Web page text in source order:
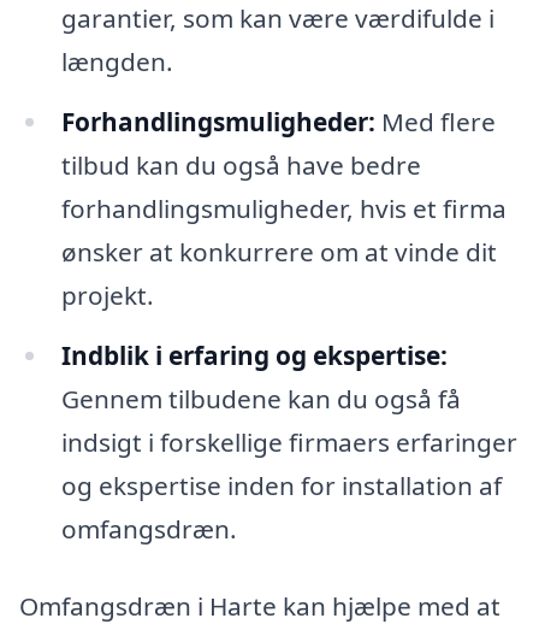
garantier, som kan være værdifulde i
længden.
Forhandlingsmuligheder: Med flere
tilbud kan du også have bedre
forhandlingsmuligheder, hvis et firma
ønsker at konkurrere om at vinde dit
projekt.
Indblik i erfaring og ekspertise:
Gennem tilbudene kan du også få
indsigt i forskellige firmaers erfaringer
og ekspertise inden for installation af
omfangsdræn.
Omfangsdræn i Harte kan hjælpe med at